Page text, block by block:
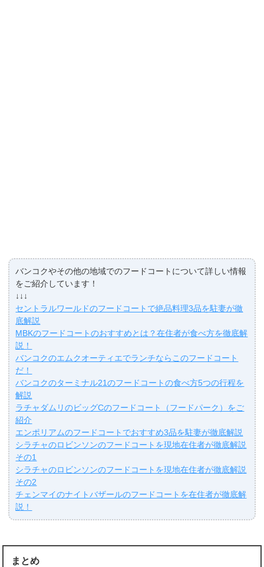
バンコクやその他の地域でのフードコートについて詳しい情報
をご紹介しています！
↓↓↓
セントラルワールドのフードコートで絶品料理3品を駐妻が徹
底解説
MBKのフードコートのおすすめとは？在住者が食べ方を徹底解
説！
バンコクのエムクオーティエでランチならこのフードコート
だ！
バンコクのターミナル21のフードコートの食べ方5つの行程を
解説
ラチャダムリのビッグCのフードコート（フードパーク）をご
紹介
エンポリアムのフードコートでおすすめ3品を駐妻が徹底解説
シラチャのロビンソンのフードコートを現地在住者が徹底解説
その1
シラチャのロビンソンのフードコートを現地在住者が徹底解説
その2
チェンマイのナイトバザールのフードコートを在住者が徹底解
説！
まとめ